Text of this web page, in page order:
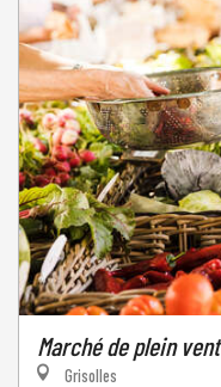
Marché de plein vent
Grisolles